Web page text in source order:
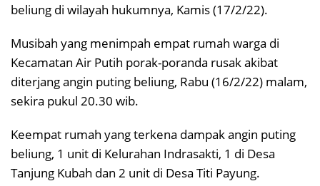
beliung di wilayah hukumnya, Kamis (17/2/22).
Musibah yang menimpah empat rumah warga di
Kecamatan Air Putih porak-poranda rusak akibat
diterjang angin puting beliung, Rabu (16/2/22) malam,
sekira pukul 20.30 wib.
Keempat rumah yang terkena dampak angin puting
beliung, 1 unit di Kelurahan Indrasakti, 1 di Desa
Tanjung Kubah dan 2 unit di Desa Titi Payung.